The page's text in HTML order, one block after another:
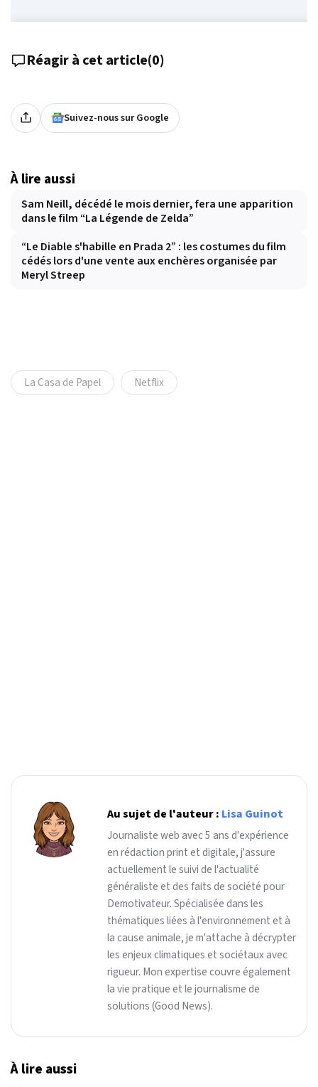
Réagir à cet article(0)
Suivez-nous sur Google
À lire aussi
Sam Neill, décédé le mois dernier, fera une apparition
dans le film “La Légende de Zelda”
“Le Diable s'habille en Prada 2” : les costumes du film
cédés lors d'une vente aux enchères organisée par
Meryl Streep
La Casa de Papel Netflix
Au sujet de l'auteur : Lisa Guinot
Journaliste web avec 5 ans d'expérience
en rédaction print et digitale, j'assure
actuellement le suivi de l'actualité
généraliste et des faits de société pour
Demotivateur. Spécialisée dans les
thématiques liées à l'environnement et à
la cause animale, je m'attache à décrypter
les enjeux climatiques et sociétaux avec
rigueur. Mon expertise couvre également
la vie pratique et le journalisme de
solutions (Good News).
À lire aussi